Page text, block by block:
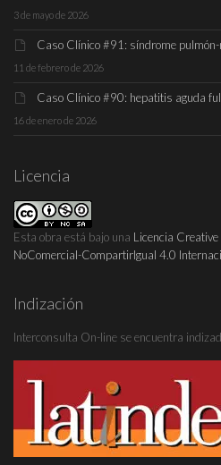
3 de mayo de 2026
Caso Clínico #91: síndrome
11 de febrero de 2026
Caso Clínico #90: hepatitis aguda
16 de enero de 2026
Licencia
Esta obra está bajo una Licencia
NoComercial-CompartirIgual 4.0
Indización
Interconsulta On-line se encuentra